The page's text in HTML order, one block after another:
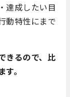
達成したい目
動特性にまで
きるので、比
。